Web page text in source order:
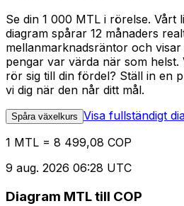
Se din 1 000 MTL i rörelse. Vårt
diagram spårar 12 månaders
mellanmarknadsräntor och
pengar var värda när som
rör sig till din fördel? Ställ in en
vi dig när den når ditt mål.
Spåra växelkurs Visa fullständigt
1 MTL = 8 499,08 COP
9 aug. 2026 06:28 UTC
Diagram MTL till COP